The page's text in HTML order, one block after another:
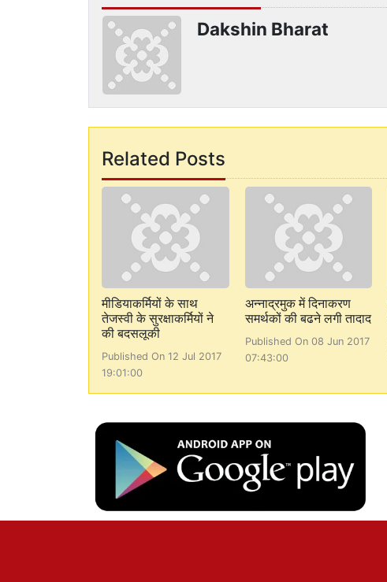
Dakshin Bharat
Related Posts
मीडियाकर्मियों के साथ
तेजस्वी के सुरक्षाकर्मियों ने
की बदसलूकी
Published On 12 Jul 2017
19:01:00
अन्नाद्रमुक में दिनाकरण
समर्थकों की बढने लगी तादाद
Published On 08 Jun 2017
07:43:00